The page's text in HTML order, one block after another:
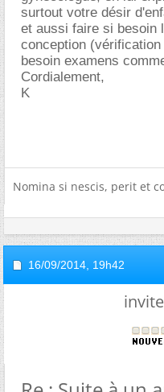
surtout votre désir
et aussi faire si besoin
conception
besoin examens
Cordialement,
K
Nomina si nescis, perit et
16/09/2014, 19h42